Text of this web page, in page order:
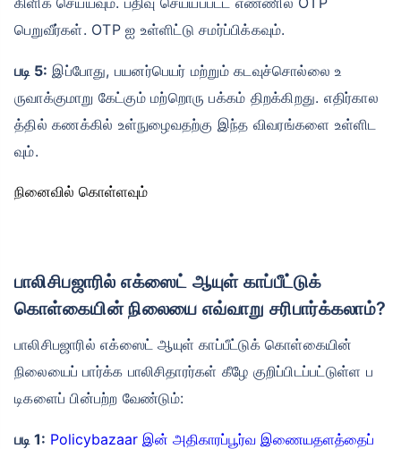
பெறுவீர்கள். OTP ஐ உள்ளிட்டு சமர்ப்பிக்கவும்.
படி 5: இப்போது, ​​பயனர்பெயர் மற்றும் கடவுச்சொல்லை உ
ருவாக்குமாறு கேட்கும் மற்றொரு பக்கம் திறக்கிறது. எதிர்கால
த்தில் கணக்கில் உள்நுழைவதற்கு இந்த விவரங்களை உள்ளிட
வும்.
நினைவில் கொள்ளவும்
பாலிசிபஜாரில் எக்ஸைட் ஆயுள் காப்பீட்டுக்
கொள்கையின் நிலையை எவ்வாறு சரிபார்க்கலாம்?
பாலிசிபஜாரில் எக்ஸைட் ஆயுள் காப்பீட்டுக் கொள்கையின்
நிலையைப் பார்க்க பாலிசிதாரர்கள் கீழே குறிப்பிடப்பட்டுள்ள ப
டிகளைப் பின்பற்ற வேண்டும்:
படி 1: Policybazaar இன் அதிகாரப்பூர்வ இணையதளத்தைப்
₹ 1,376/மாதம் *
உங்கள் குடும்பத்தின் பாதுகாப்பு ஒரே ஒரு படி தூரத்தில் உள்ளது
புகைபிடிக்காத, முன்பே இருக்கும் நோய்கள் இல்லாத நபருக்கு, 56 வயது வரை கவரேஜ்.